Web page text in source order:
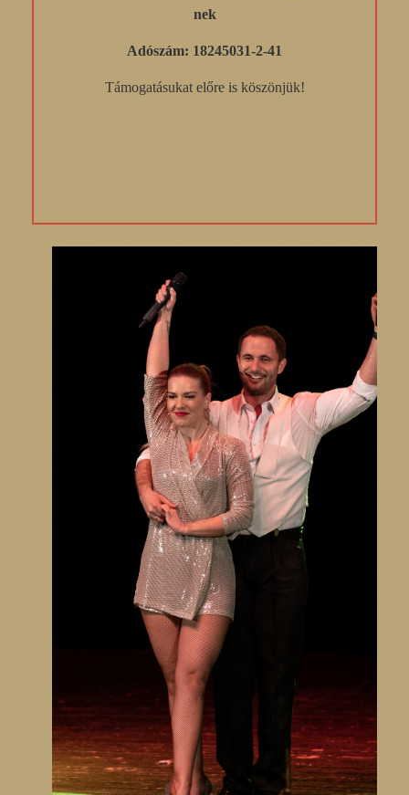
nek
Adószám: 18245031-2-41
Támogatásukat előre is köszönjük!